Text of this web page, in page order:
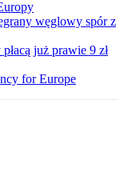
węglowy spór z
już prawie 9 zł
for Europe